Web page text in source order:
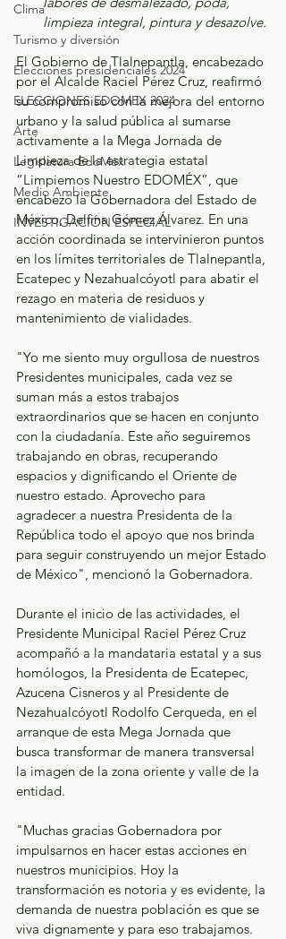
Clima
Turismo y diversión
Elecciones presidenciales 2024
ELECCIONES EDOMEX 2024
Arte
Legislatura EdoMéx
Medio Ambiente
INVESTIGACIÓN ESPECIAL
limpieza integral, pintura y desazolve.
El Gobierno de Tlalnepantla, encabezado
por el Alcalde Raciel Pérez Cruz, reafirmó
su compromiso con la mejora del entorno
urbano y la salud pública al sumarse
activamente a la Mega Jornada de
Limpieza de la estrategia estatal
“Limpiemos Nuestro EDOMÉX”, que
encabezó la Gobernadora del Estado de
México, Delfina Gómez Álvarez. En una
acción coordinada se intervinieron puntos
en los límites territoriales de Tlalnepantla,
Ecatepec y Nezahualcóyotl para abatir el
rezago en materia de residuos y
mantenimiento de vialidades.
"Yo me siento muy orgullosa de nuestros
Presidentes municipales, cada vez se
suman más a estos trabajos
extraordinarios que se hacen en conjunto
con la ciudadanía. Este año seguiremos
trabajando en obras, recuperando
espacios y dignificando el Oriente de
nuestro estado. Aprovecho para
agradecer a nuestra Presidenta de la
República todo el apoyo que nos brinda
para seguir construyendo un mejor Estado
de México", mencionó la Gobernadora.
Durante el inicio de las actividades, el
Presidente Municipal Raciel Pérez Cruz
acompañó a la mandataria estatal y a sus
homólogos, la Presidenta de Ecatepec,
Azucena Cisneros y al Presidente de
Nezahualcóyotl Rodolfo Cerqueda, en el
arranque de esta Mega Jornada que
busca transformar de manera transversal
la imagen de la zona oriente y valle de la
entidad.
"Muchas gracias Gobernadora por
impulsarnos en hacer estas acciones en
nuestros municipios. Hoy la
transformación es notoria y es evidente, la
demanda de nuestra población es que se
viva dignamente y para eso trabajamos.